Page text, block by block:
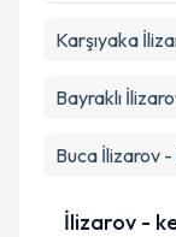
Karşıyaka
Bayraklı
Buca İlizarov
İlizarov -